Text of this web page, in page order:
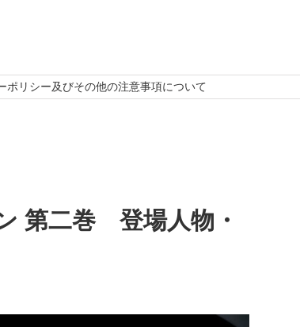
ポリシー及びその他の注意事項について
第二巻 登場人物・